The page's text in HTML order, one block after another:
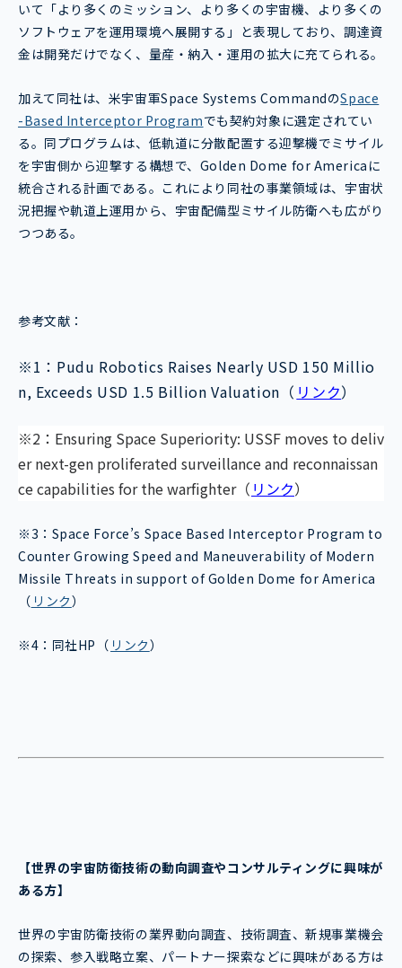
いて「より多くのミッション、より多くの宇宙機、より多くの
ソフトウェアを運用環境へ展開する」と表現しており、調達資
金は開発だけでなく、量産・納入・運用の拡大に充てられる。
加えて同社は、米宇宙軍Space Systems CommandのSpace
-Based Interceptor Programでも契約対象に選定されてい
る。同プログラムは、低軌道に分散配置する迎撃機でミサイル
を宇宙側から迎撃する構想で、Golden Dome for Americaに
統合される計画である。これにより同社の事業領域は、宇宙状
況把握や軌道上運用から、宇宙配備型ミサイル防衛へも広がり
つつある。
参考文献：
※1：Pudu Robotics Raises Nearly USD 150 Millio
n, Exceeds USD 1.5 Billion Valuation（ リンク）
※2：Ensuring Space Superiority: USSF moves to deliv
er next-gen proliferated surveillance and reconnaissan
ce capabilities for the warfighter（ リンク）
※3：Space Force’s Space Based Interceptor Program to
Counter Growing Speed and Maneuverability of Modern
Missile Threats in support of Golden Dome for America
（ リンク）
※4：同社HP（ リンク）
【世界の宇宙防衛技術の動向調査やコンサルティングに興味が
ある方】
世界の宇宙防衛技術の業界動向調査、技術調査、新規事業機会
の探索、参入戦略立案、パートナー探索などに興味がある方は